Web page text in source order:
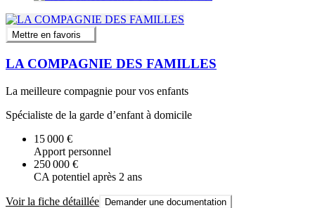
Mettre en favoris
LA COMPAGNIE DES FAMILLES
La meilleure compagnie pour vos enfants
Spécialiste de la garde d’enfant à domicile
15 000 €
Apport personnel
250 000 €
CA potentiel après 2 ans
Voir la fiche détaillée Demander une documentation